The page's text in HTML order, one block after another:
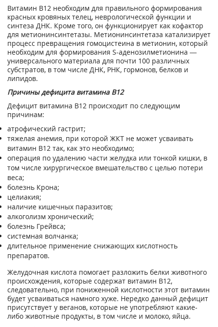
Витамин В12 необходим для правильного формирования
красных кровяных телец, неврологической функции и
синтеза ДНК. Кроме того, он функционирует как кофактор
для метионинсинтетазы. Метионинсинтетаза катализирует
процесс превращения гомоцистеина в метионин, который
необходим для формирования S-аденозилметионина —
универсального материала для почти 100 различных
субстратов, в том числе ДНК, РНК, гормонов, белков и
липидов.
Причины дефицита витамина B12
Дефицит витамина B12 происходит по следующим
причинам:
атрофический гастрит;
тяжелая анемия, при которой ЖКТ не может усваивать
витамин В12 так, как это необходимо;
операция по удалению части желудка или тонкой кишки, в
том числе хирургическое вмешательство с целью потери
веса;
болезнь Крона;
целиакия;
наличие кишечных паразитов;
алкоголизм хронический;
болезнь Грейвса;
системная волчанка;
длительное применение снижающих кислотность
препаратов.
Желудочная кислота помогает разложить белки животного
происхождения, которые содержат витамин B12,
следовательно, при пониженной кислотности этот витамин
будет усваиваться намного хуже. Нередко данный дефицит
присутствует у веганов, которые не употребляют какие-
либо животные продукты, в том числе и молоко, яйца.